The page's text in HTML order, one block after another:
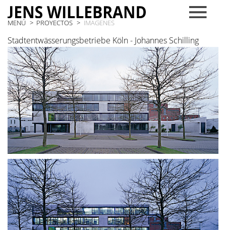
MENÚ PROYECTOS IMAGENES
Stadtentwässerungsbetriebe Köln - Johannes Schilling